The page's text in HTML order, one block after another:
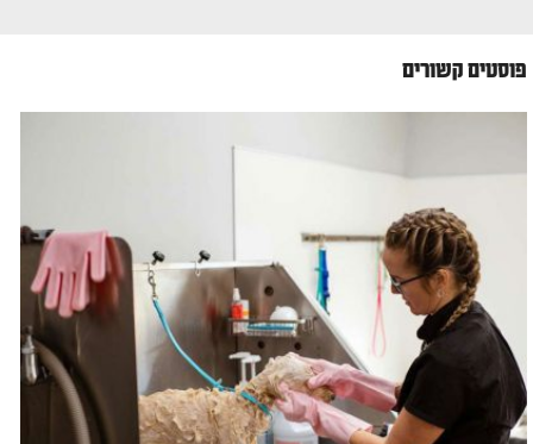
פוסטים קשורים